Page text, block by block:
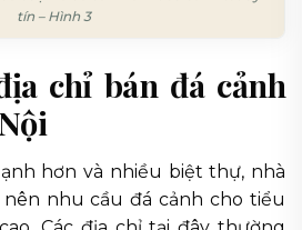
tín – Hình 3
chỉ bán đá cảnh
hơn và nhiều biệt thự, nhà
nhu cầu đá cảnh cho tiểu